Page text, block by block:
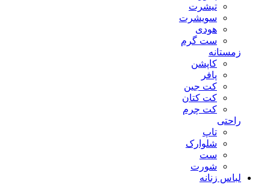
تیشرت
سویشرت
هودی
ست گرم
زمستانه
کاپشن
پافر
کت جین
کت کتان
کت چرم
راحتی
تاپ
شلوارک
ست
شورت
لباس زنانه